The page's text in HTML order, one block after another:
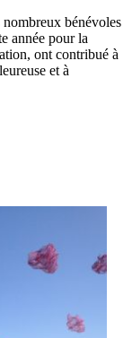
bénévoles
année pour la
ont contribué à
et à